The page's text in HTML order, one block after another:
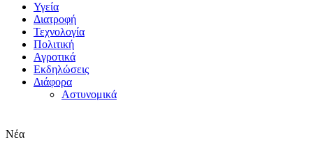
Υγεία
Διατροφή
Τεχνολογία
Πολιτική
Αγροτικά
Εκδηλώσεις
Διάφορα
Αστυνομικά
Νέα